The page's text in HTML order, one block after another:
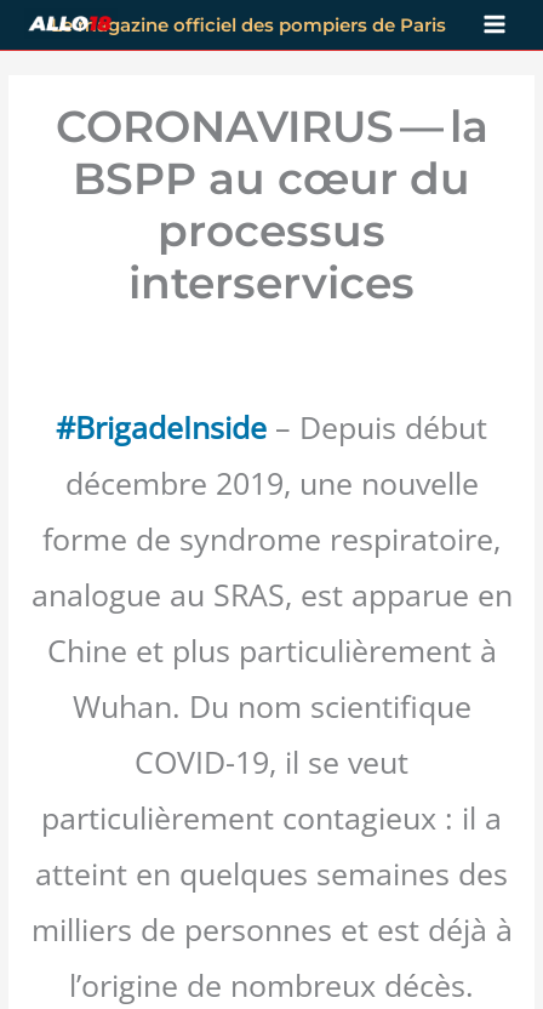
Aller
au
Le magazine officiel des pompiers de Paris
CORONAVIRUS — la
BSPP au cœur du
processus
interservices
#BrigadeInside – Depuis début
décembre 2019, une nouvelle
forme de syndrome respiratoire,
analogue au SRAS, est apparue en
Chine et plus particulièrement à
Wuhan. Du nom scientifique
COVID-19, il se veut
particulièrement contagieux : il a
atteint en quelques semaines des
milliers de personnes et est déjà à
l’origine de nombreux décès.